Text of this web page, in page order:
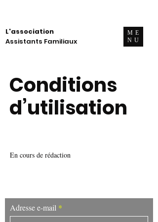
ME
NU
L'association
Assistants Familiaux
Conditions
d’utilisation
En cours de rédaction
Adresse e-mail